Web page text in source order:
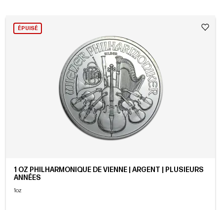
ÉPUISÉ
1 OZ PHILHARMONIQUE DE VIENNE | ARGENT | PLUSIEURS
ANNÉES
1oz